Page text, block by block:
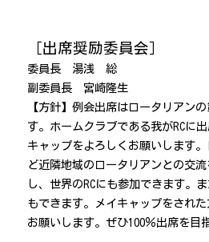
［出席奨励委員会］
委員長 湯浅 総
副委員長 宮崎隆生
【方針】例会出席はロータリアン
す。ホームクラブである我がRCに
キャップをよろしくお願いします。
ど近隣地域のロータリアンとの交
し、世界のRCにも参加できます。
もできます。メイキャップをされ
お願いします。ぜひ100％出席を目